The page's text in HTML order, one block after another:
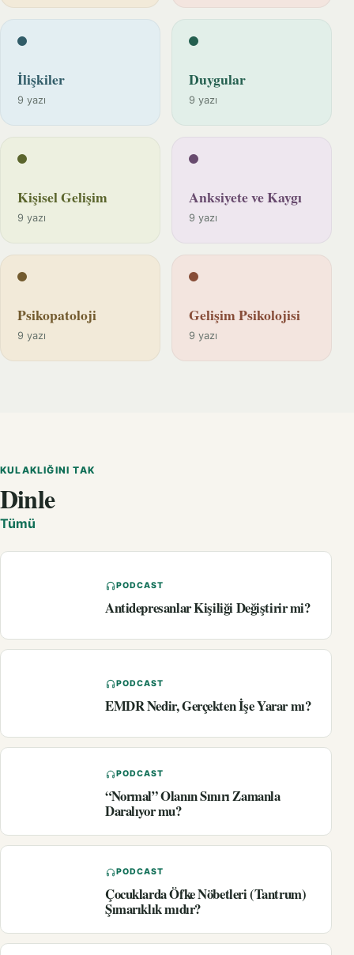
İlişkiler
9 yazı
Duygular
9 yazı
Kişisel Gelişim
9 yazı
Anksiyete ve Kaygı
9 yazı
Psikopatoloji
9 yazı
Gelişim Psikolojisi
9 yazı
KULAKLIĞINI TAK
Dinle
Tümü
PODCAST
Antidepresanlar Kişiliği Değiştirir mi?
PODCAST
EMDR Nedir, Gerçekten İşe Yarar mı?
PODCAST
“Normal” Olanın Sınırı Zamanla
Daralıyor mu?
PODCAST
Çocuklarda Öfke Nöbetleri (Tantrum)
Şımarıklık mıdır?